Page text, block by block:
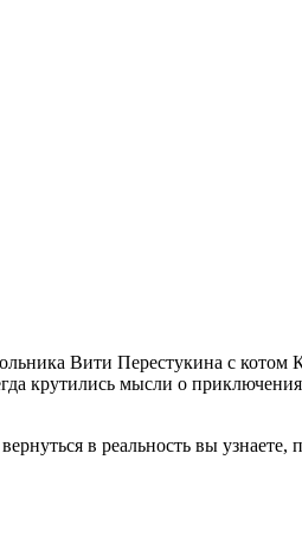
Вити Перестукина с котом
крутились мысли о
в реальность вы узнаете,